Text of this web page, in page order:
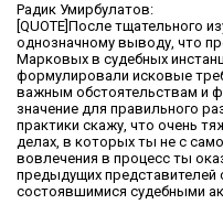
Радик Умирбулатов:
[QUOTE]После тщательного
однозначному выводу, что
Марковых в судебных
формулировали исковые
важным обстоятельствам и
значение для правильного
практики скажу, что очень
делах, в которых ты не с
вовлечения в процесс ты
предыдущих представителей
состоявшимися судебными